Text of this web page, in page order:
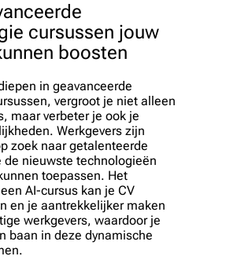
cursussen jouw
boosten
in geavanceerde
vergroot je niet alleen
maar verbeter je ook je
Werkgevers zijn
zoek naar getalenteerde
de nieuwste technologieën
toepassen. Het
AI-cursus kan je CV
en je aantrekkelijker maken
werkgevers, waardoor je
baan in deze dynamische